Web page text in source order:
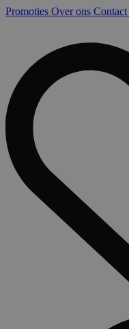
Promoties Over ons Contact